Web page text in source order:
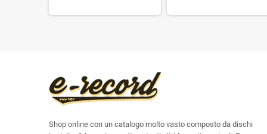
Shop online con un catalogo molto vasto composto da dischi